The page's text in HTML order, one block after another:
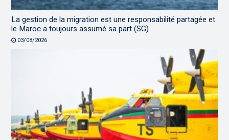
La gestion de la migration est une responsabilité partagée et
le Maroc a toujours assumé sa part (SG)
03/08/2026